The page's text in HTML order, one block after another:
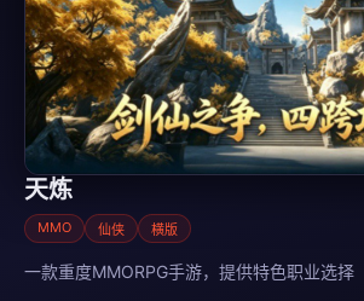
天炼
MMO 仙侠 横版
一款重度MMORPG手游，提供特色职业选择